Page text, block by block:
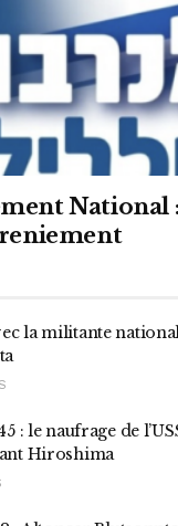
National
la militante
: le naufrage de
Hiroshima